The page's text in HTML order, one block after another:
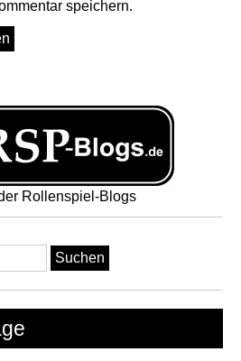
speichern.
Rollenspiel-Blogs